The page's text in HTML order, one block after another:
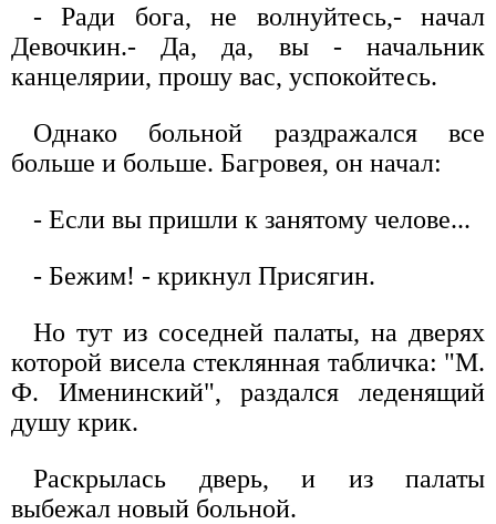
- Ради бога, не волнуйтесь,- начал
Девочкин.- Да, да, вы - начальник
канцелярии, прошу вас, успокойтесь.
Однако больной раздражался все
больше и больше. Багровея, он начал:
- Если вы пришли к занятому челове...
- Бежим! - крикнул Присягин.
Но тут из соседней палаты, на дверях
которой висела стеклянная табличка: "М.
Ф. Именинский", раздался леденящий
душу крик.
Раскрылась дверь, и из палаты
выбежал новый больной.